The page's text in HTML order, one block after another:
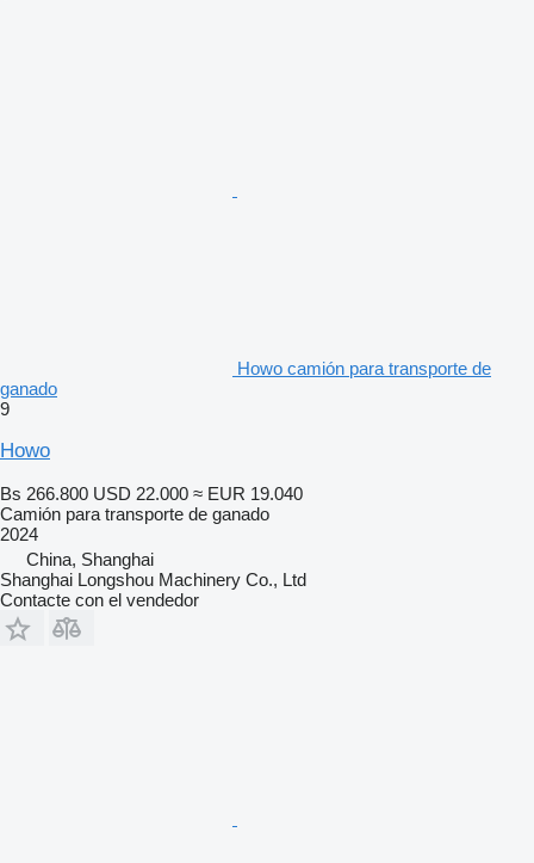
Howo camión para transporte de
ganado
9
Howo
Bs 266.800 USD 22.000 ≈ EUR 19.040
Camión para transporte de ganado
2024
China, Shanghai
Shanghai Longshou Machinery Co., Ltd
Contacte con el vendedor